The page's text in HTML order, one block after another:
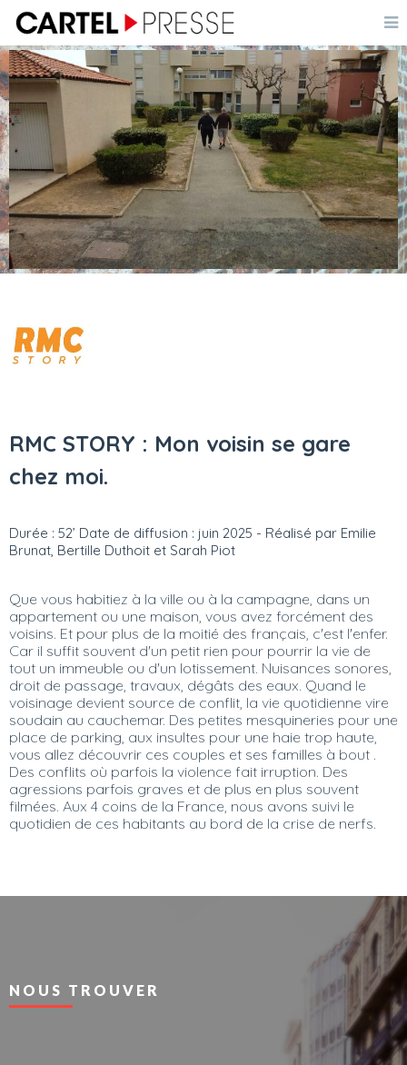
RMC STORY : Mon voisin se gare
chez moi.
Durée : 52’ Date de diffusion : juin 2025 - Réalisé par Emilie
Brunat, Bertille Duthoit et Sarah Piot
Que vous habitiez à la ville ou à la campagne, dans un
appartement ou une maison, vous avez forcément des
voisins. Et pour plus de la moitié des français, c'est l'enfer.
Car il suffit souvent d'un petit rien pour pourrir la vie de
tout un immeuble ou d'un lotissement. Nuisances sonores,
droit de passage, travaux, dégâts des eaux. Quand le
voisinage devient source de conflit, la vie quotidienne vire
soudain au cauchemar. Des petites mesquineries pour une
place de parking, aux insultes pour une haie trop haute,
vous allez découvrir ces couples et ses familles à bout .
Des conflits où parfois la violence fait irruption. Des
agressions parfois graves et de plus en plus souvent
filmées. Aux 4 coins de la France, nous avons suivi le
quotidien de ces habitants au bord de la crise de nerfs.
NOUS TROUVER